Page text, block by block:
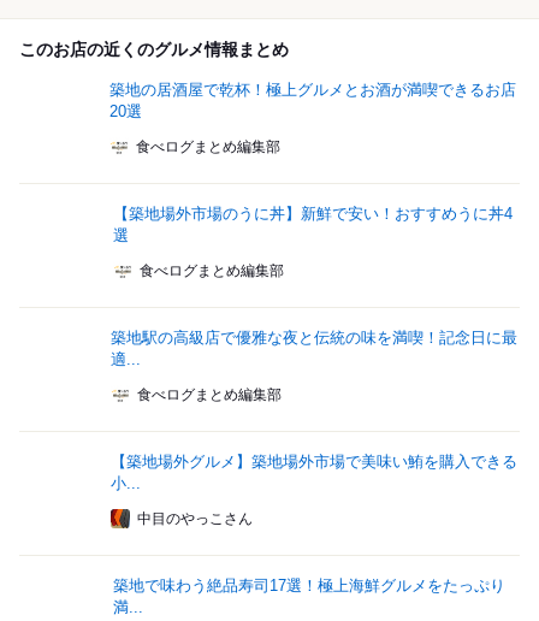
このお店の近くのグルメ情報まとめ
築地の居酒屋で乾杯！極上グルメとお酒が満喫できるお店
20選
食べログまとめ編集部
【築地場外市場のうに丼】新鮮で安い！おすすめうに丼4
選
食べログまとめ編集部
築地駅の高級店で優雅な夜と伝統の味を満喫！記念日に最
適...
食べログまとめ編集部
【築地場外グルメ】築地場外市場で美味い鮪を購入できる
小...
中目のやっこさん
築地で味わう絶品寿司17選！極上海鮮グルメをたっぷり
満...